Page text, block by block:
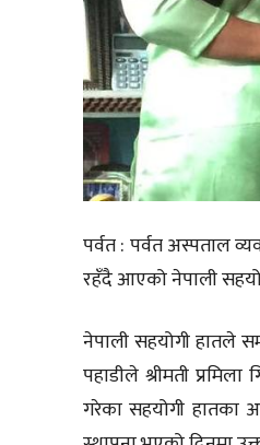
पर्वत : पर्वत अस्पताल
रहँदै आएको नेपाली
नेपाली सहयोगी हातले
पहाडीले श्रीमती
गरेका सहयोगी हातका